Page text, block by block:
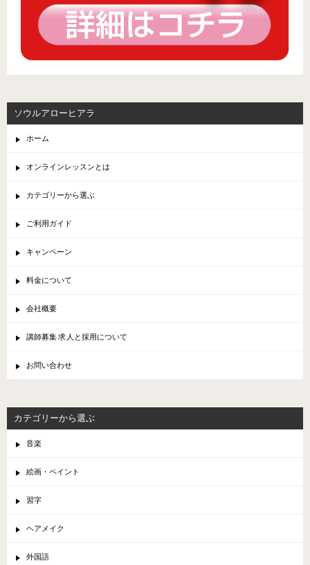
ソウルアローヒアラ
ホーム
オンラインレッスンとは
カテゴリーから選ぶ
ご利用ガイド
キャンペーン
料金について
会社概要
講師募集 求人と採用について
お問い合わせ
カテゴリーから選ぶ
音楽
絵画・ペイント
習字
ヘアメイク
外国語